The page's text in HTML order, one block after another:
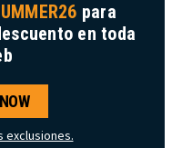
para
en toda
exclusiones.